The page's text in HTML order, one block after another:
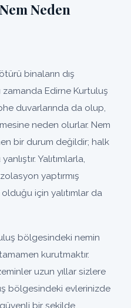
Neden
binaların dış
zamanda Edirne Kurtuluş
duvarlarında da olup,
neden olurlar. Nem
bir durum değildir; halk
Yalıtımlarla,
yaptırmış
için yalıtımlar da
bölgesindeki nemin
kurutmaktır.
uzun yıllar sizlere
bölgesindeki evlerinizde
bir şekilde